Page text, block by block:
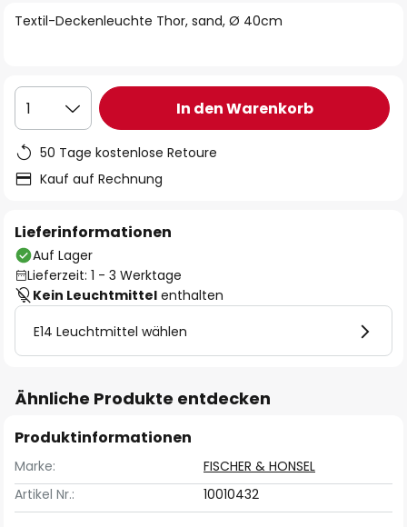
Textil-Deckenleuchte Thor, sand, Ø 40cm
1 In den Warenkorb
50 Tage kostenlose Retoure
Kauf auf Rechnung
Lieferinformationen
Auf Lager
Lieferzeit: 1 - 3 Werktage
Kein Leuchtmittel enthalten
E14 Leuchtmittel wählen
Ähnliche Produkte entdecken
Produktinformationen
Marke:
FISCHER & HONSEL
Artikel Nr.:
10010432